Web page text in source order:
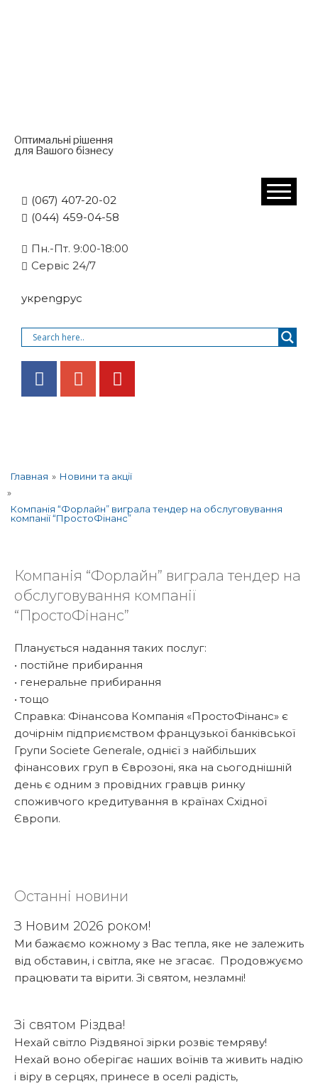
Оптимальні рішення
для Вашого бізнесу
(067) 407-20-02
(044) 459-04-58
Пн.-Пт. 9:00-18:00
Cервіс 24/7
укрengрус
Главная » Новини та акції
»
Компанія “Форлайн” виграла тендер на обслуговування
компанії “ПростоФінанс”
Останні новини
З Новим 2026 роком!
Ми бажаємо кожному з Вас тепла, яке не залежить
від обставин, і світла, яке не згасає. Продовжуємо
працювати та вірити. Зі святом, незламні!
Зі святом Різдва!
Нехай світло Різдвяної зірки розвіє темряву!
Нехай воно оберігає наших воїнів та живить надію
і віру в серцях, принесе в оселі радість,
Компанія “Форлайн” виграла тендер на
обслуговування компанії
“ПростоФінанс”
Планується надання таких послуг:
• постійне прибирання
• генеральне прибирання
• тощо
Справка: Фінансова Компанія «ПростоФінанс» є
дочірнім підприємством французької банківської
Групи Societe Generale, однієї з найбільших
фінансових груп в Єврозоні, яка на сьогоднішній
день є одним з провідних гравців ринку
споживчого кредитування в країнах Східної
Європи.